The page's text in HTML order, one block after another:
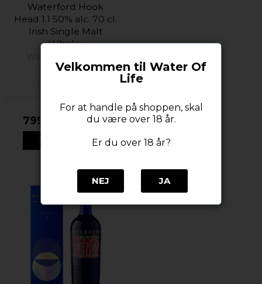
Waterford Hook
Head 1.1 50% alc. 70 cl.
Irish Single Malt
Whisky
Waterford Distillery
799,00 DKK
VIS PRODUKT
Velkommen til Water Of
Life
For at handle på shoppen, skal
du være over 18 år.
Er du over 18 år?
NEJ JA